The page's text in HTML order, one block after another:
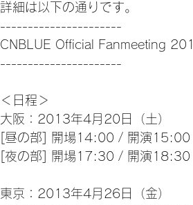
詳細は以下の通りです。
----------------------
CNBLUE Official Fanmeeting
----------------------
＜日程＞
大阪：2013年4月20日（土）
[昼の部] 開場14:00 / 開演15:00
[夜の部] 開場17:30 / 開演18:30
東京：2013年4月26日（金）